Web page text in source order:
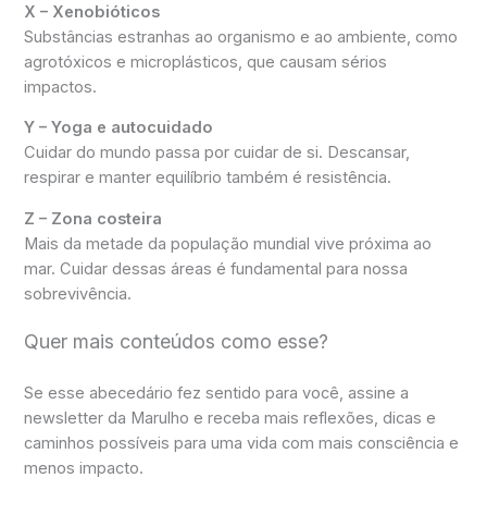
X – Xenobióticos
Substâncias estranhas ao organismo e ao ambiente, como
agrotóxicos e microplásticos, que causam sérios
impactos.
Y – Yoga e autocuidado
Cuidar do mundo passa por cuidar de si. Descansar,
respirar e manter equilíbrio também é resistência.
Z – Zona costeira
Mais da metade da população mundial vive próxima ao
mar. Cuidar dessas áreas é fundamental para nossa
sobrevivência.
Quer mais conteúdos como esse?
Se esse abecedário fez sentido para você, assine a
newsletter da Marulho e receba mais reflexões, dicas e
caminhos possíveis para uma vida com mais consciência e
menos impacto.